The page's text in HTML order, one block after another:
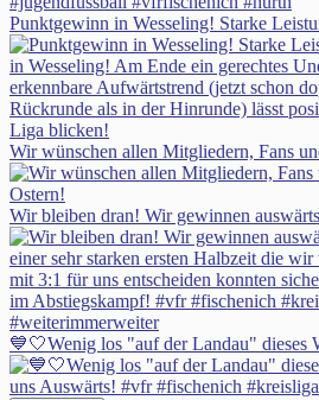
Punktgewinn in Wesseling! Starke
Wir wünschen allen Mitgliedern, Fans
Wir bleiben dran! Wir gewinnen
💙🤍Wenig los "auf der Landau" dieses